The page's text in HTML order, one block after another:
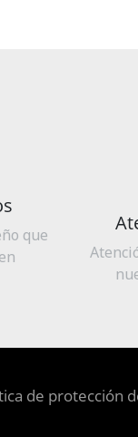
que
de protección